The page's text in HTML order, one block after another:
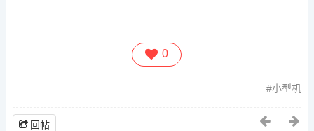
0
小型机
回帖